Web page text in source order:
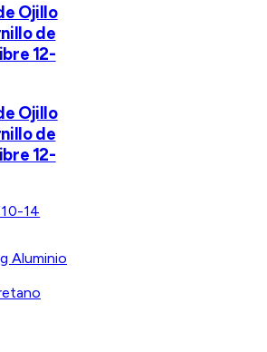
Ojillo
de
12-
Ojillo
de
12-
14